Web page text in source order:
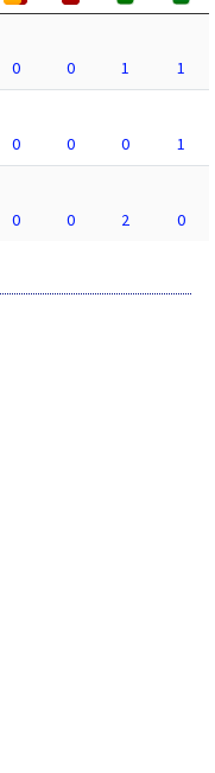
0 0 1
1
0 0 0
1
0 0 2 0